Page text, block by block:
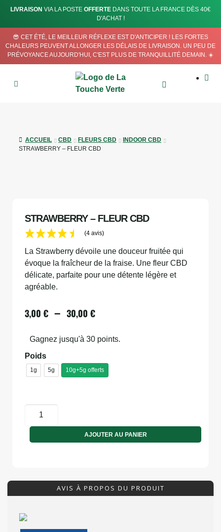
LIVRAISON VIA LA POSTE OFFERTE DANS TOUTE LA FRANCE DÈS 40€
D'ACHAT !
😎 CET ÉTÉ, LE MEILLEUR RÉFLEXE EST D'ANTICIPER ! LES FORTES
CHALEURS PEUVENT ALLONGER LES DÉLAIS DE LIVRAISON. UN PEU DE
PRÉVOYANCE AUJOURD'HUI, C'EST PLUS DE TRANQUILLITÉ DEMAIN. ☀️
ACCUEIL CBD FLEURS CBD
INDOOR CBD
STRAWBERRY – FLEUR CBD
STRAWBERRY – FLEUR CBD
(4 avis)
La Strawberry dévoile une douceur fruitée qui
évoque la fraîcheur de la fraise. Une fleur CBD
délicate, parfaite pour une détente légère et
agréable.
3,00 € – 30,00 €
Gagnez jusqu'à 30 points.
Poids
1g 5g 10g+5g offerts
AJOUTER AU PANIER
AVIS À PROPOS DU PRODUIT